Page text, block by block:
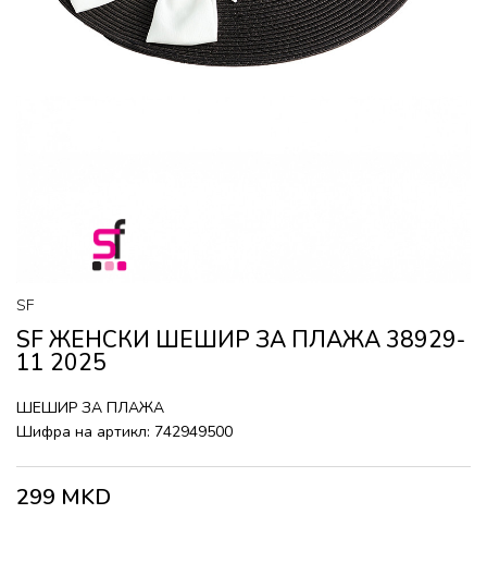
SF
SF ЖЕНСКИ ШЕШИР ЗА ПЛАЖА 38929-
11 2025
ШЕШИР ЗА ПЛАЖА
Шифра на артикл: 742949500
299 MKD